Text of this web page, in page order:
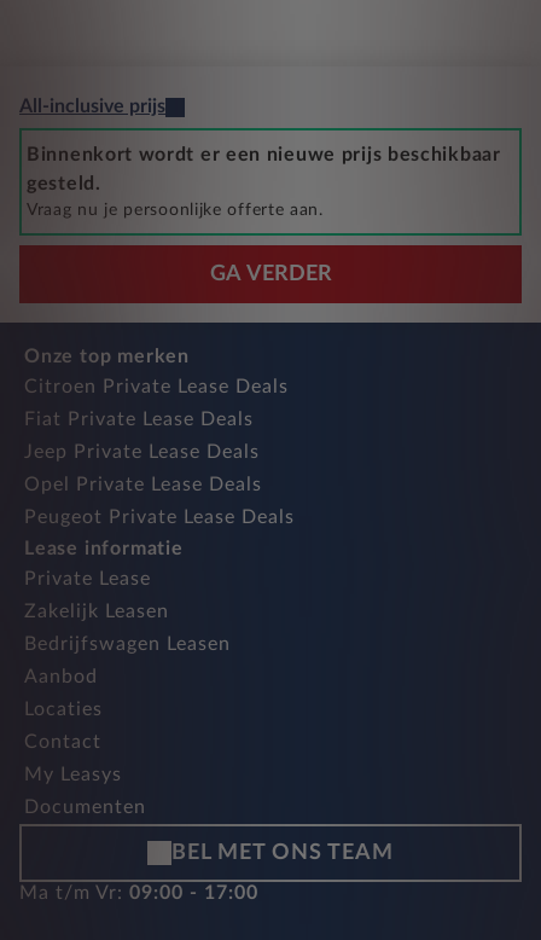
All-inclusive prijs
Binnenkort wordt er een nieuwe prijs beschikbaar
gesteld.
Vraag nu je persoonlijke offerte aan.
GA VERDER
Onze top merken
Citroen Private Lease Deals
Fiat Private Lease Deals
Jeep Private Lease Deals
Opel Private Lease Deals
Peugeot Private Lease Deals
Lease informatie
Private Lease
Zakelijk Leasen
Bedrijfswagen Leasen
Aanbod
Locaties
Contact
My Leasys
Documenten
BEL MET ONS TEAM
Ma t/m Vr: 09:00 - 17:00